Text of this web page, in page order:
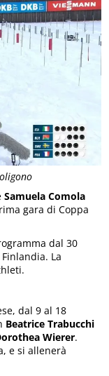
Samuela Comola
gara di Coppa
dal 30
La
dal 9 al 18
Beatrice Trabucchi
Wierer.
e si allenerà